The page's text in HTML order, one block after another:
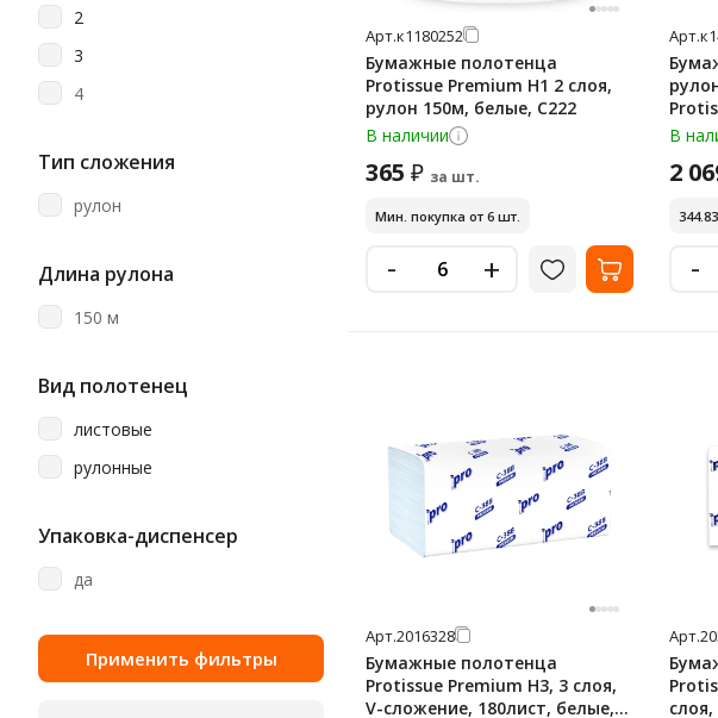
TEMCA/Челтекс
Tellus (tork)
Teres
Vclean
Vega
Veiro Home Professional
Veiro Professional
Viva
Zewa
Атма
Лайма
Любаша
Терес
2
3
4
Тип сложения
рулон
Длина рулона
150 м
Вид полотенец
листовые
рулонные
Упаковка-диспенсер
да
Арт.к1180252
Бумажные полотенца
Protissue Premium H1 2 слоя,
рулон 150м, белые, С222
В наличии
365 ₽ за шт.
Мин. покупка от 6 шт.
- +
Арт.
В
2
344.83
-
Арт.2016328
Бумажные полотенца
Protissue Premium H3, 3 слоя,
V-сложение, 180лист, белые,
Арт.